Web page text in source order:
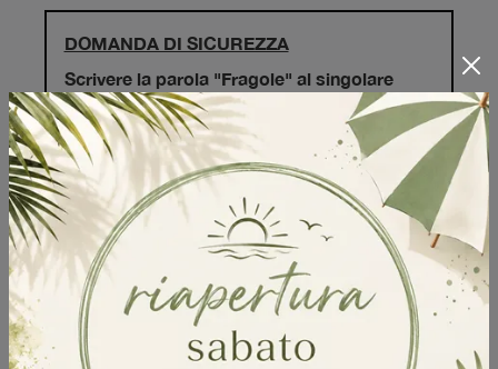
Sfoglia i cataloghi
DOMANDA DI SICUREZZA
Scrivere la parola "Fragole" al singolare
Invia